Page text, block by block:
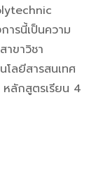
ารนี้เป็นความ
ขาวิชา
โลยีสารสนเทศ
ลักสูตรเรียน 4